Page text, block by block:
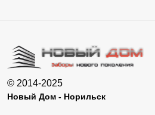
© 2014-2025
Новый Дом - Норильск